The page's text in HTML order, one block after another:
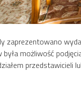
zaprezentowano
możliwość
przedstawicieli